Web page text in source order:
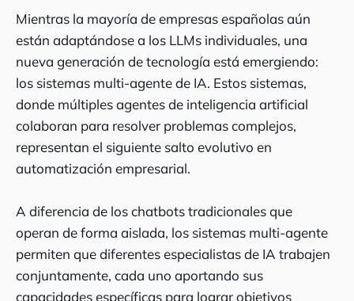
Mientras la mayoría de empresas españolas aún
están adaptándose a los LLMs individuales, una
nueva generación de tecnología está emergiendo:
los sistemas multi-agente de IA. Estos sistemas,
donde múltiples agentes de inteligencia artificial
colaboran para resolver problemas complejos,
representan el siguiente salto evolutivo en
automatización empresarial.
A diferencia de los chatbots tradicionales que
operan de forma aislada, los sistemas multi-agente
permiten que diferentes especialistas de IA trabajen
conjuntamente, cada uno aportando sus
capacidades específicas para lograr objetivos